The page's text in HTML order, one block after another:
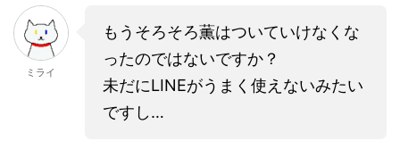
ミライ
もうそろそろ薫はついていけなくな
ったのではないですか？
未だにLINEがうまく使えないみたい
ですし…